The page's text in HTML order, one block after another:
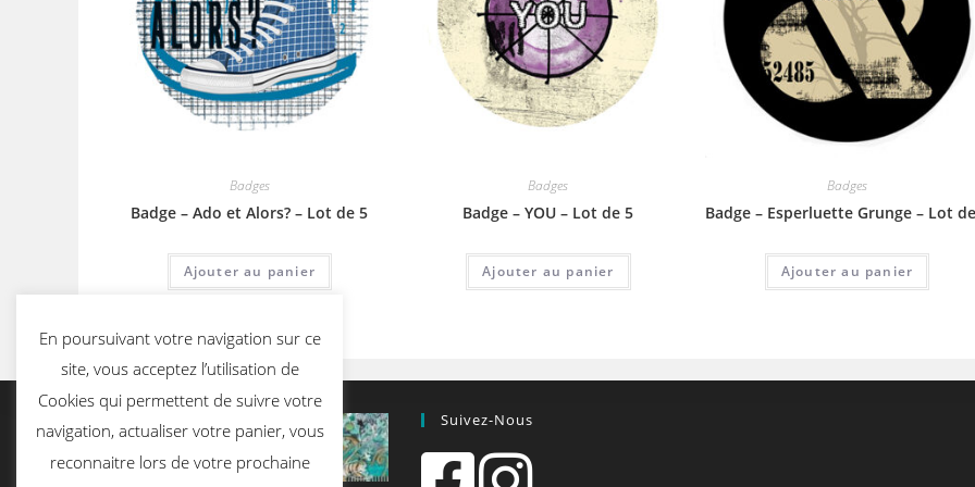
Badges
Badge – Ado et Alors? – Lot de 5
Ajouter au panier
Badges
Badge – YOU – Lot de 5
Ajouter au panier
Badges
Badge – Esperluette Grunge – Lot
Ajouter au panier
Suivez-Nous
En poursuivant votre navigation sur ce
site, vous acceptez l’utilisation de
Cookies qui permettent de suivre votre
navigation, actualiser votre panier, vous
reconnaitre lors de votre prochaine